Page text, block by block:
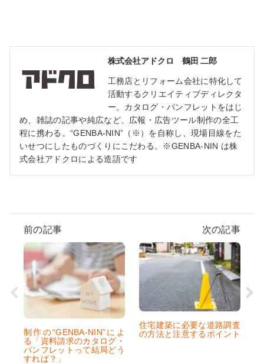
株式会社アドクロ 鶴田 二郎
工務店とリフォーム会社に特化して
活動するクリエイティブディレクタ
ー。カタログ・パンフレットをはじ
め、雑誌の記事や純広など、広報・広告ツール制作の全工
程に携わる。“GENBA-NIN”（※）を自称し、現場目線をた
いせつにしたものづくりにこだわる。※GENBA-NIN は株
式会社アドクロによる造語です
前の記事
制作の“GENBA-NIN”によ
る「資料請求のカタログ・
パンフレットって結局どう
すれば？」
次の記事
住宅建築に必要な道路調査
の方法と注意するポイント